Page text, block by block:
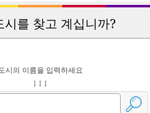
시를 찾고 계십니까?
시의 이름을 입력하세요
↓ ↓ ↓